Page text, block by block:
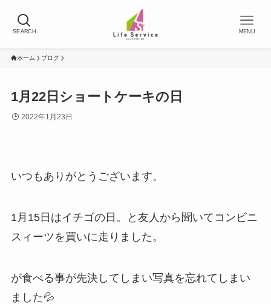
SEARCH MENU
ホーム ブログ
1月22日ショートケーキの日
2022年1月23日
いつもありがとうございます。
1月15日はイチゴの日。と友人から聞いてコンビニ
スィーツを買いに走りました。
が食べる事が先決してしまい写真を忘れてしまい
ました💦